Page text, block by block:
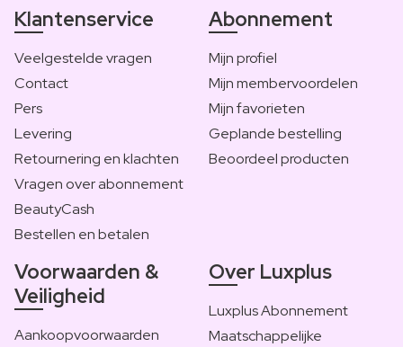
Klantenservice
Veelgestelde vragen
Contact
Pers
Levering
Retournering en klachten
Vragen over abonnement
BeautyCash
Bestellen en betalen
Abonnement
Mijn profiel
Mijn membervoordelen
Mijn favorieten
Geplande bestelling
Beoordeel producten
Voorwaarden &
Veiligheid
Aankoopvoorwaarden
Over Luxplus
Luxplus Abonnement
Maatschappelijke